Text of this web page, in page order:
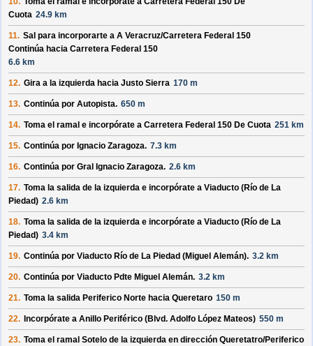
Cuota 24.9 km
11. Sal para incorporarte a A Veracruz/Carretera Federal 150
Continúa hacia Carretera Federal 150
6.6 km
12. Gira a la izquierda hacia Justo Sierra 170 m
13. Continúa por Autopista. 650 m
14. Toma el ramal e incorpórate a Carretera Federal 150 De Cuota 251 km
15. Continúa por Ignacio Zaragoza. 7.3 km
16. Continúa por Gral Ignacio Zaragoza. 2.6 km
17. Toma la salida de la izquierda e incorpórate a Viaducto (Río de La
Piedad) 2.6 km
18. Toma la salida de la izquierda e incorpórate a Viaducto (Río de La
Piedad) 3.4 km
19. Continúa por Viaducto Río de La Piedad (Miguel Alemán). 3.2 km
20. Continúa por Viaducto Pdte Miguel Alemán. 3.2 km
21. Toma la salida Periferico Norte hacia Queretaro 150 m
22. Incorpórate a Anillo Periférico (Blvd. Adolfo López Mateos) 550 m
23. Toma el ramal Sotelo de la izquierda en dirección Queretatro/Periferico